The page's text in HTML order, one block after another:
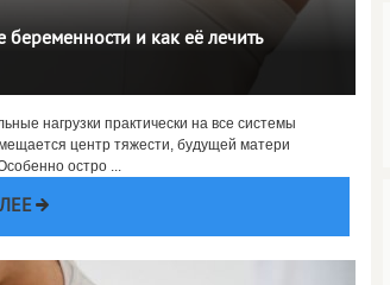
беременности и как её лечить
нагрузки практически на все системы
центр тяжести, будущей матери
остро ...